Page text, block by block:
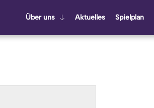
Über uns Ak­tu­el­les Spiel­plan